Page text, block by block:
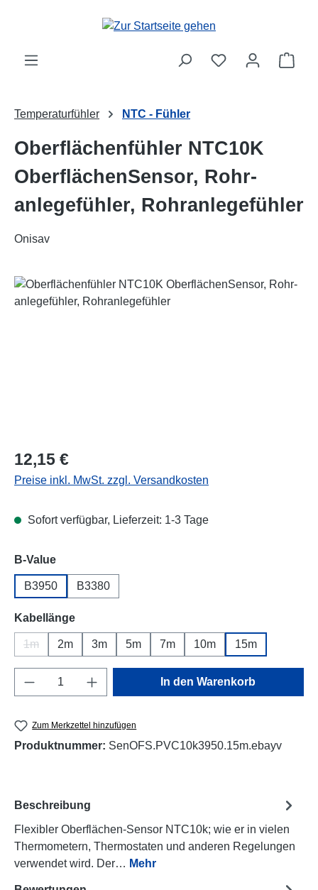
Zum Hauptinhalt springen
Temperaturfühler NTC - Fühler
Oberflächenfühler NTC10K
OberflächenSensor, Rohr-
anlegefühler, Rohranlegefühler
Onisav
Bildergalerie überspringen
Regulärer Preis:
12,15 €
Preise inkl. MwSt. zzgl. Versandkosten
Sofort verfügbar, Lieferzeit: 1-3 Tage
B-Valueauswählen
B3950 B3380
Kabellängeauswählen
1m 2m 3m 5m 7m 10m 15m
Produkt Anzahl: Gib den gewünschten
In den Warenkorb
Zum Merkzettel hinzufügen
Produktnummer: SenOFS.PVC10k3950.15m.ebayv
Beschreibung
Flexibler Oberflächen-Sensor NTC10k; wie er in vielen
Thermometern, Thermostaten und anderen Regelungen
verwendet wird. Der… Mehr